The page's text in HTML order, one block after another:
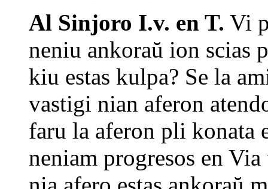
Al Sinjoro I.v. en T. Vi
neniu ankoraŭ ion scias
kiu estas kulpa? Se la
vastigi nian aferon
faru la aferon pli
neniam progresos en